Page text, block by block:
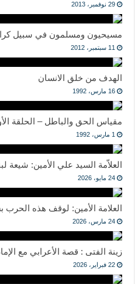
29 نوفمبر، 2013
مسيحيون ومسلمون في سبيل
11 سبتمبر، 2012
الهدف من خلق الانسان
16 مارس، 1992
مقياس الحق والباطل – الحلقة
1 مارس، 1992
العلاّمة السيد علي الأمين: شيعة
24 مايو، 2026
العلامة الأمين: لوقف هذه
24 مارس، 2026
زينة الفتى : قصة الأعرابي مع
22 فبراير، 2026